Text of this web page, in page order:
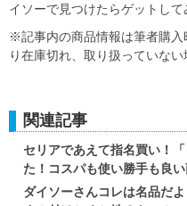
イソーで見つけたらゲットして
※記事内の商品情報は筆者購入
り在庫切れ、取り扱っていない
関連記事
セリアであえて指名買い！
た！コスパも使い勝手も良
ダイソーさんコレは名品だ